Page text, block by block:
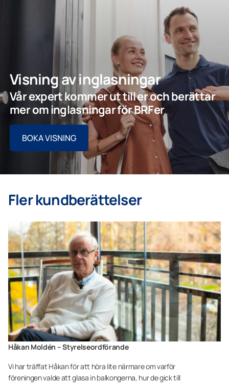
Visning av inglasningar
Vår expert kommer ut till er och berättar
mer om inglasningar för BRFer
BOKA VISNING
Fler kundberättelser
Håkan Moldén – Styrelseordförande
Vi har träffat Håkan för att höra lite närmare om varför
föreningen valde att glasa in balkongerna, hur de gick till